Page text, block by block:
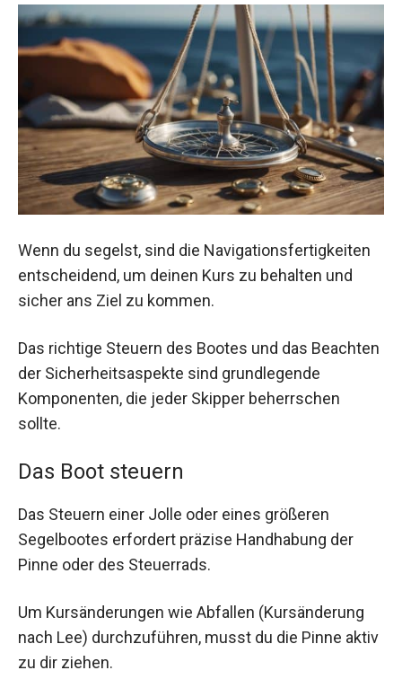
Wenn du segelst, sind die Navigationsfertigkeiten
entscheidend, um deinen Kurs zu behalten und
sicher ans Ziel zu kommen.
Das richtige Steuern des Bootes und das Beachten
der Sicherheitsaspekte sind grundlegende
Komponenten, die jeder Skipper beherrschen
sollte.
Das Boot steuern
Das Steuern einer Jolle oder eines größeren
Segelbootes erfordert präzise Handhabung der
Pinne oder des Steuerrads.
Um Kursänderungen wie Abfallen (Kursänderung
nach Lee) durchzuführen, musst du die Pinne aktiv
zu dir ziehen.